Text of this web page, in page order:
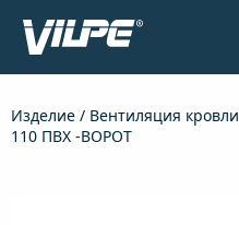
Изделие / Вентиляция кровли
110 ПВХ -ВОРОТ